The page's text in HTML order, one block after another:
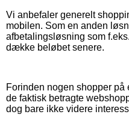
Vi anbefaler generelt
mobilen. Som en anden
afbetalingsløsning som
dække beløbet senere.
Forinden nogen shopper på
de faktisk betragte
dog bare ikke videre